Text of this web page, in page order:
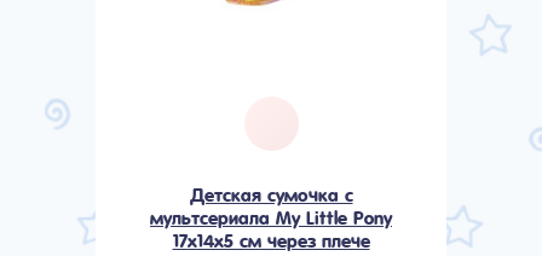
Детская сумочка с
мультсериала My Little Pony
17х14х5 см через плече